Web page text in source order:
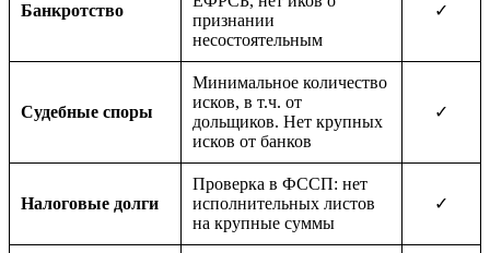
Банкротство
признании
несостоятельным
✓
Судебные споры
Минимальное количество
исков, в т.ч. от
дольщиков. Нет крупных
исков от банков
✓
Налоговые долги
Проверка в ФССП: нет
исполнительных листов
на крупные суммы
✓